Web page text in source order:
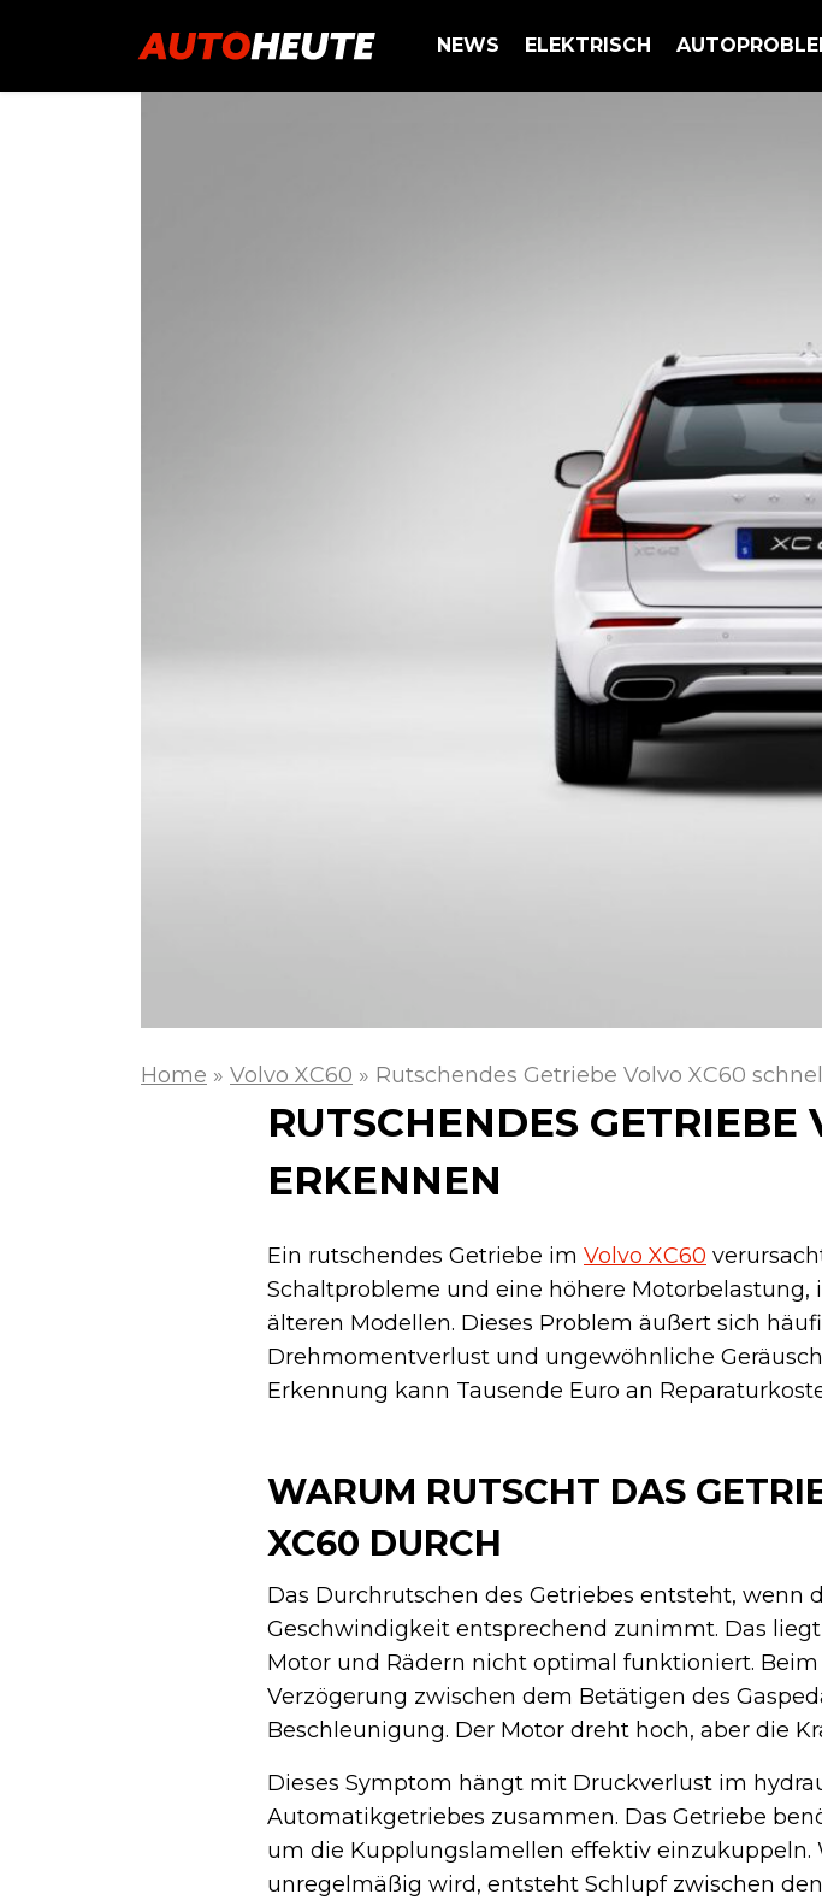
NEWS ELEKTRISCH
Home » Volvo XC60 » Rutschendes Getriebe Volvo XC60
RUTSCHENDES GETRIEBE
ERKENNEN
Ein rutschendes Getriebe im Volvo XC60
Schaltprobleme und eine höhere
älteren Modellen. Dieses Problem äußert sich
Drehmomentverlust und ungewöhnliche
Erkennung kann Tausende Euro an
WARUM RUTSCHT DAS
XC60 DURCH
Das Durchrutschen des Getriebes entsteht, wenn
Geschwindigkeit entsprechend zunimmt. Das
Motor und Rädern nicht optimal funktioniert.
Verzögerung zwischen dem Betätigen des
Beschleunigung. Der Motor dreht hoch, aber die
Dieses Symptom hängt mit Druckverlust im
Automatikgetriebes zusammen. Das Getriebe
um die Kupplungslamellen effektiv einzukuppeln.
unregelmäßig wird, entsteht Schlupf zwischen